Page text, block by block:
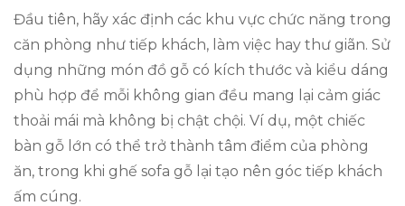
Đầu tiên, hãy xác định các khu vực chức năng trong
căn phòng như tiếp khách, làm việc hay thư giãn. Sử
dụng những món đồ gỗ có kích thước và kiểu dáng
phù hợp để mỗi không gian đều mang lại cảm giác
thoải mái mà không bị chật chội. Ví dụ, một chiếc
bàn gỗ lớn có thể trở thành tâm điểm của phòng
ăn, trong khi ghế sofa gỗ lại tạo nên góc tiếp khách
ấm cúng.